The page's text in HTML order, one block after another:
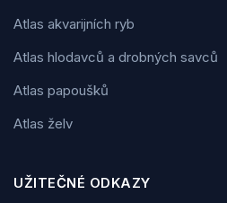
Atlas akvarijních ryb
Atlas hlodavců a drobných savců
Atlas papoušků
Atlas želv
UŽITEČNÉ ODKAZY